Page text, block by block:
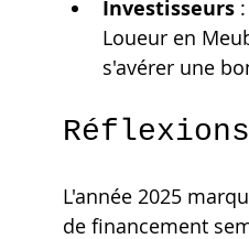
Investisseurs
Loueur en
s'avérer une
L'année 2025
de financement